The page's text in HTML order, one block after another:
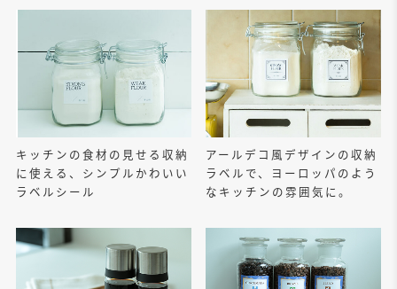
キッチンの食材の見せる収納
に使える、シンプルかわいい
ラベルシール
アールデコ風デザインの収納
ラベルで、ヨーロッパのよう
なキッチンの雰囲気に。